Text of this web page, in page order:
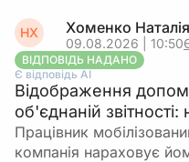
НХ Хоменко Наталія
09.08.2026 | 10:50
ВІДПОВІДЬ НАДАНО
Є відповідь АІ
Відображення
об'єднаній
Працівник
компанія нараховує